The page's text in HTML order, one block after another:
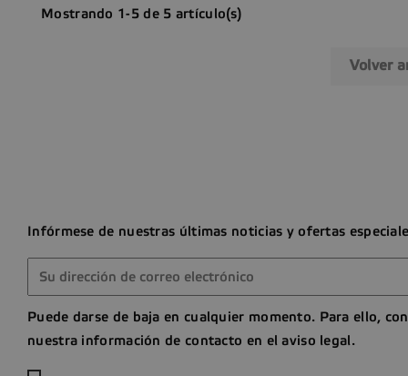
Mostrando 1-5 de 5 artículo(s)
Volver
Infórmese de nuestras últimas noticias y ofertas
Puede darse de baja en cualquier momento. Para ello,
nuestra información de contacto en el aviso legal.